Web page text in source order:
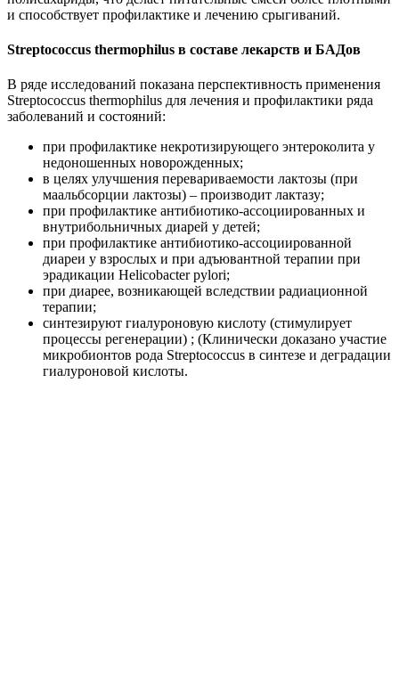
и способствует профилактике и лечению срыгиваний.
Streptococcus thermophilus в составе лекарств и БАДов
В ряде исследований показана перспективность применения
Streptococcus thermophilus для лечения и профилактики ряда
заболеваний и состояний:
при профилактике некротизирующего энтероколита у
недоношенных новорожденных;
в целях улучшения перевариваемости лактозы (при
маальбсорции лактозы) – производит лактазу;
при профилактике антибиотико-ассоциированных и
внутрибольничных диарей у детей;
при профилактике антибиотико-ассоциированной
диареи у взрослых и при адъювантной терапии при
эрадикации Helicobacter pylori;
при диарее, возникающей вследствии радиационной
терапии;
синтезируют гиалуроновую кислоту (стимулирует
процессы регенерации) ; (Клинически доказано участие
микробионтов рода Streptococcus в синтезе и деградации
гиалуроновой кислоты.